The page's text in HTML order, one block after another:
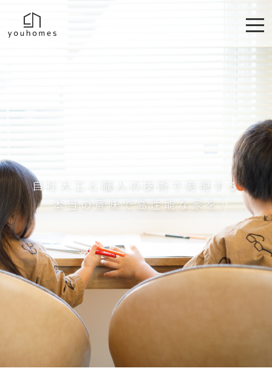
自社大工と職人の技術で実現する
本当の意味で高性能な家を